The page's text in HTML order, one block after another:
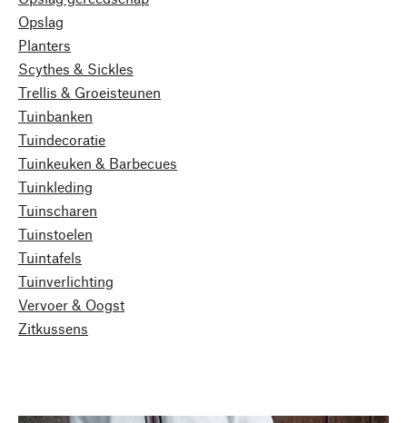
Opslag
Planters
Scythes & Sickles
Trellis & Groeisteunen
Tuinbanken
Tuindecoratie
Tuinkeuken & Barbecues
Tuinkleding
Tuinscharen
Tuinstoelen
Tuintafels
Tuinverlichting
Vervoer & Oogst
Zitkussens